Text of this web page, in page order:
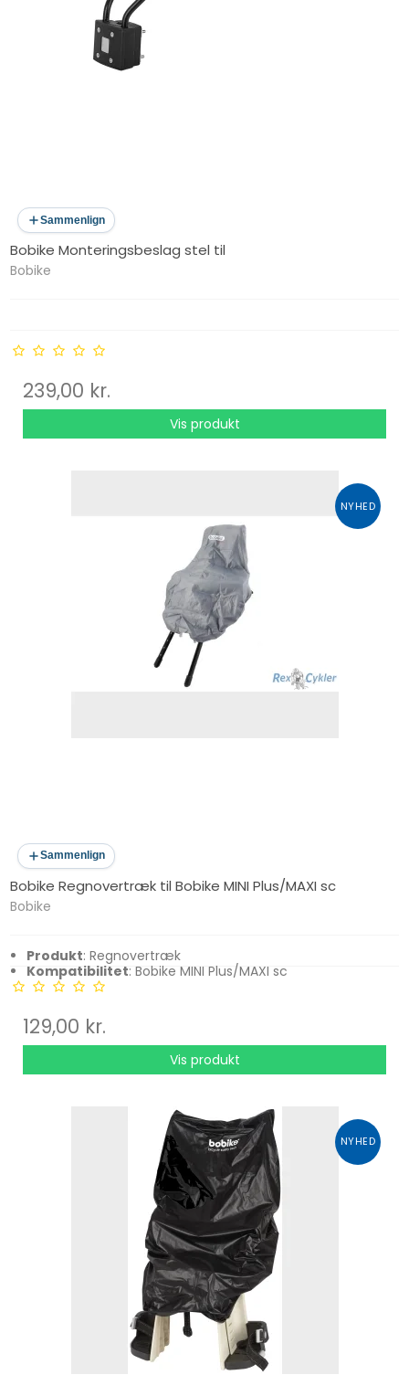
Sammenlign
Bobike Monteringsbeslag stel til
Bobike
239,00 kr.
Vis produkt
NYHED
Sammenlign
Bobike Regnovertræk til Bobike MINI Plus/MAXI sc
Bobike
Produkt: Regnovertræk
Kompatibilitet: Bobike MINI Plus/MAXI sc
129,00 kr.
Vis produkt
NYHED